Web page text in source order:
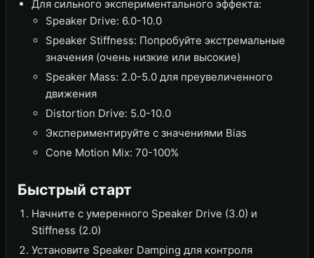
Для сильного экспериментального эффекта:
Speaker Drive: 6.0-10.0
Speaker Stiffness: Попробуйте экстремальные
значения (очень низкие или высокие)
Speaker Mass: 2.0-5.0 для преувеличенного
движения
Distortion Drive: 5.0-10.0
Экспериментируйте с значениями Bias
Cone Motion Mix: 70-100%
Быстрый старт
Начните с умеренного Speaker Drive (3.0) и
Stiffness (2.0)
Установите Speaker Damping для контроля